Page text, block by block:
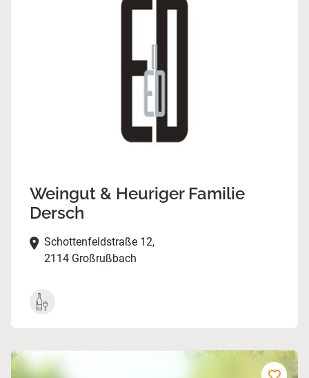
Weingut & Heuriger Familie
Dersch
Schottenfeldstraße 12,
2114 Großrußbach